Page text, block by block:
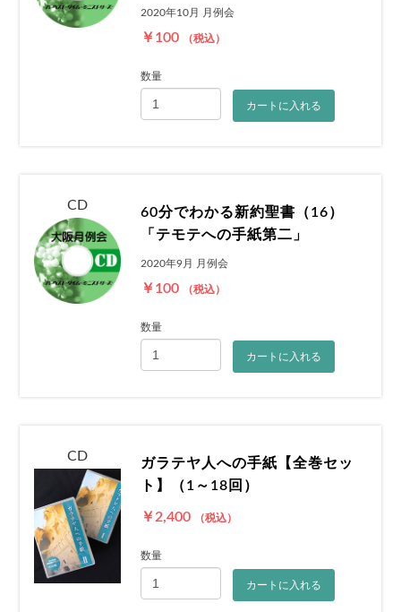
2020年10月 月例会
￥100 （税込）
数量
カートに入れる
CD
60分でわかる新約聖書（16）
「テモテへの手紙第二」
2020年9月 月例会
￥100 （税込）
数量
カートに入れる
CD
ガラテヤ人への手紙【全巻セッ
ト】（1～18回）
￥2,400 （税込）
数量
カートに入れる